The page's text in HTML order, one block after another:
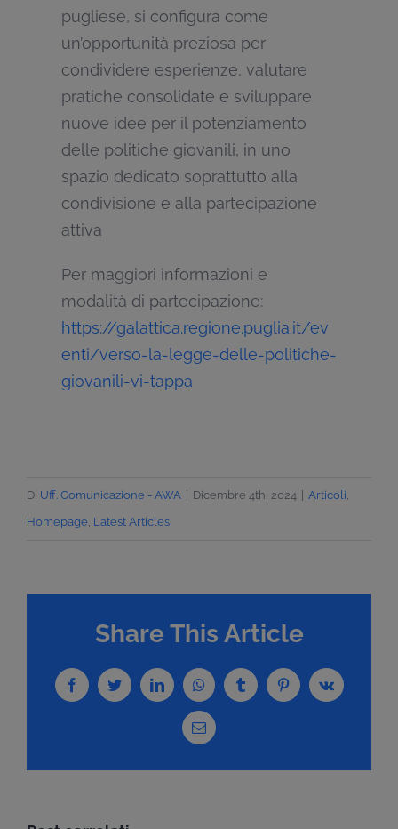
pugliese, si configura come
un’opportunità preziosa per
condividere esperienze, valutare
pratiche consolidate e sviluppare
nuove idee per il potenziamento
delle politiche giovanili, in uno
spazio dedicato soprattutto alla
condivisione e alla partecipazione
attiva
Per maggiori informazioni e
modalità di partecipazione:
https://galattica.regione.puglia.it/ev
enti/verso-la-legge-delle-politiche-
giovanili-vi-tappa
Di Uff. Comunicazione - AWA | Dicembre 4th, 2024 | Articoli
Homepage Latest Articles
Share This Article
FacebookTwitterLinkedInWhatsAppTumblrPinterestVk
Email